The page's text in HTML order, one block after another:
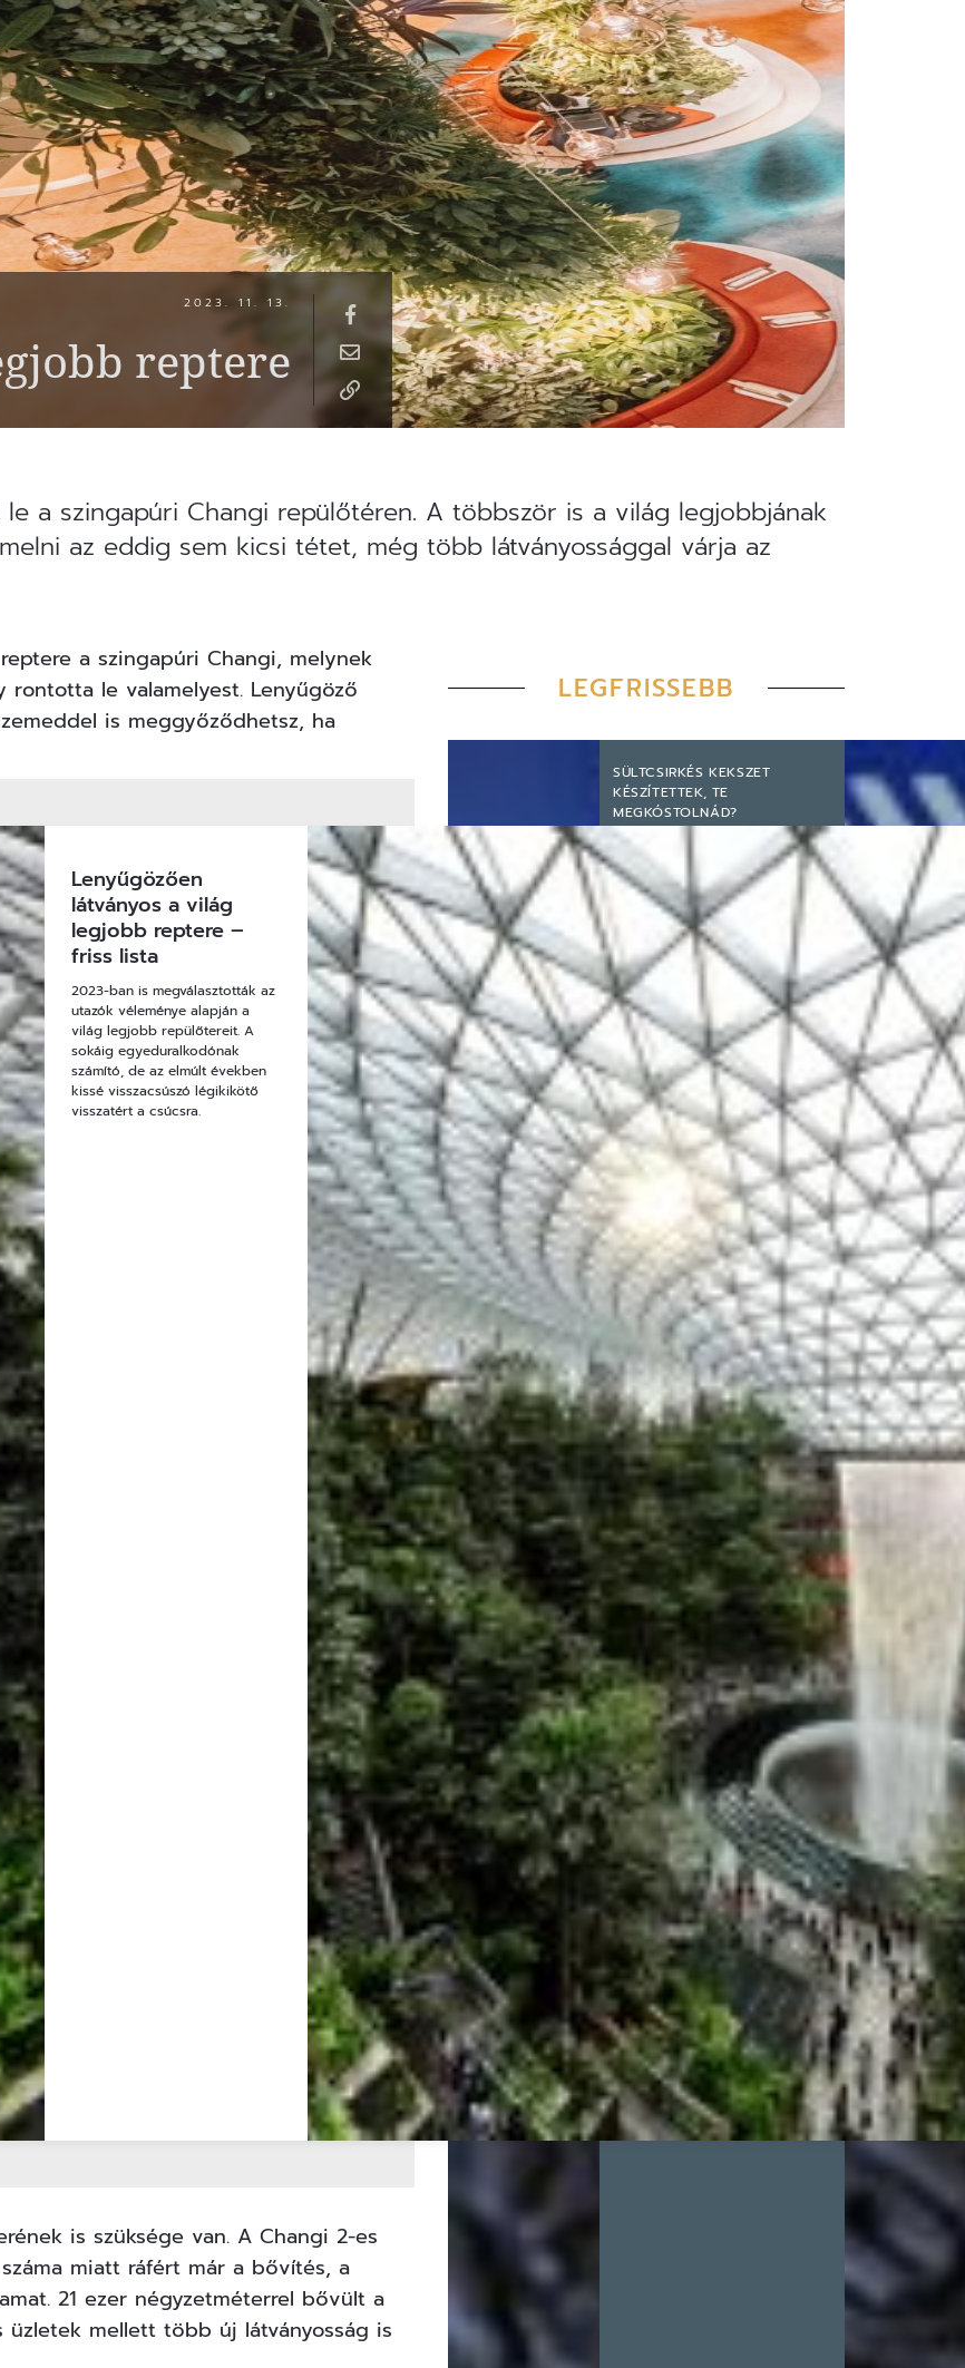
2023. 11. 13.
reptere
a szingapúri Changi repülőtéren. A többször is a világ legjobbjának
az eddig sem kicsi tétet, még több látványossággal várja az
a szingapúri Changi, melynek
le valamelyest. Lenyűgöző
is meggyőződhetsz, ha
Lenyűgözően
látványos a világ
legjobb reptere –
friss lista
2023-ban is megválasztották az
utazók véleménye alapján a
világ legjobb repülőtereit. A
sokáig egyeduralkodónak
számító, de az elmúlt években
kissé visszacsúszó légikikötő
visszatért a csúcsra.
is szüksége van. A Changi 2-es
miatt ráfért már a bővítés, a
21 ezer négyzetméterrel bővült a
mellett több új látványosság is
LEGFRISSEBB
SÜLTCSIRKÉS KEKSZET
KÉSZÍTETTEK, TE
MEGKÓSTOLNÁD?